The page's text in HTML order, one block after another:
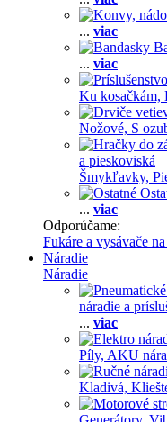
... viac
... viac
Ku kosačkám,
Nožové, S
a pieskoviská
Šmykľavky,
... viac
Odporúčame:
Fukáre a vysávače
Náradie
Náradie
náradie a
... viac
Píly, AKU
Kladivá,